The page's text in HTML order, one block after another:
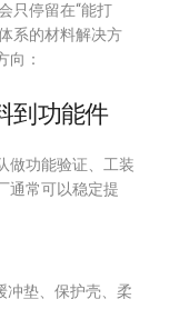
只停留在“能打
系的材料解决方
向：
到功能件
做功能验证、工装
通常可以稳定提
冲垫、保护壳、柔